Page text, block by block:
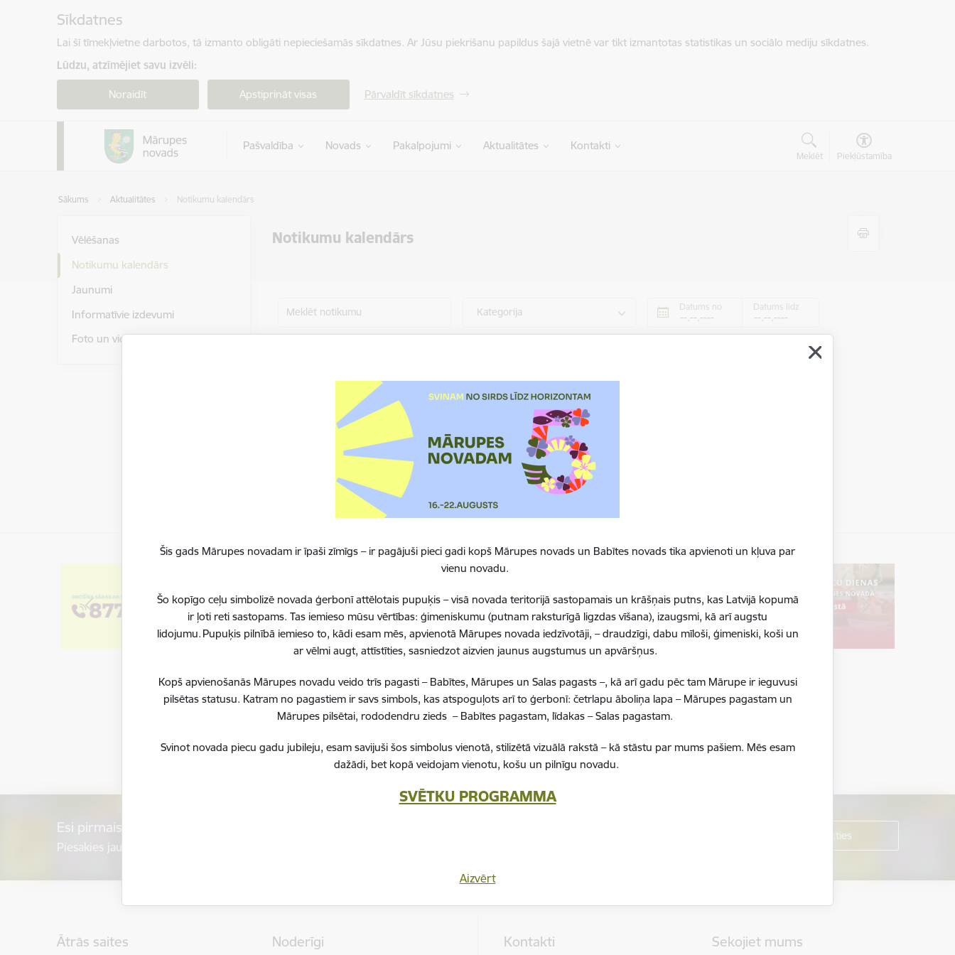
Sīkdatnes
Lai šī tīmekļvietne darbotos, tā izmanto obligāti nepieciešamās sīkdatnes. Ar Jūsu piekrišanu papildus šajā vietnē var tikt izmantotas statistikas un sociālo mediju sīkdatnes.
Lūdzu, atzīmējiet savu izvēli:
Noraidīt Apstiprināt visas Pārvaldīt sīkdatnes
Pašvaldība Novads Pakalpojumi Aktualitātes Kontakti
Meklēt Piekļūstamība
Sākums Aktualitātes Notikumu kalendārs
Notikumu kalendārs
Šis gads Mārupes novadam ir īpaši zīmīgs – ir pagājuši pieci gadi kopš Mārupes novads un Babītes novads tika apvienoti un kļuva par
vienu novadu.
Šo kopīgo ceļu simbolizē novada ģerbonī attēlotais pupuķis – visā novada teritorijā sastopamais un krāšņais putns, kas Latvijā kopumā
ir ļoti reti sastopams. Tas iemieso mūsu vērtības: ģimeniskumu (putnam raksturīgā ligzdas vīšana), izaugsmi, kā arī augstu
lidojumu. Pupuķis pilnībā iemieso to, kādi esam mēs, apvienotā Mārupes novada iedzīvotāji, – draudzīgi, dabu mīloši, ģimeniski, koši un
ar vēlmi augt, attīstīties, sasniedzot aizvien jaunus augstumus un apvāršņus.
Kopš apvienošanās Mārupes novadu veido trīs pagasti – Babītes, Mārupes un Salas pagasts –, kā arī gadu pēc tam Mārupe ir ieguvusi
pilsētas statusu. Katram no pagastiem ir savs simbols, kas atspoguļots arī to ģerbonī: četrlapu āboliņa lapa – Mārupes pagastam un
Mārupes pilsētai, rododendru zieds – Babītes pagastam, līdakas – Salas pagastam.
Svinot novada piecu gadu jubileju, esam savijuši šos simbolus vienotā, stilizētā vizuālā rakstā – kā stāstu par mums pašiem. Mēs esam
dažādi, bet kopā veidojam vienotu, košu un pilnīgu novadu.
SVĒTKU PROGRAMMA
Aizvērt
Vēlēšanas
Notikumu kalendārs
Jaunumi
Informatīvie izdevumi
Foto un video
Meklēt notikumu Kategorija Datums no Datums līdz
Meklēšanas rezultāts:
Nekas netika atrasts
Lapa
6
Vai šī informācija bija noderīga?
Sniegt atsauksmi
Esi pirmais, kurš uzzina!
Piesakies jaunumu saņemšanai savā e-pastā.
Ātrās saites Noderīgi Kontakti Sekojiet mums